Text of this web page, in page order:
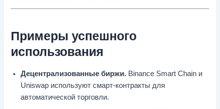
Примеры успешного
использования
Децентрализованные биржи. Binance Smart Chain и
Uniswap используют смарт-контракты для
автоматической торговли.